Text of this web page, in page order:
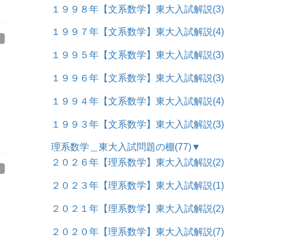
１９９８年【文系数学】東大入試解説(3)
１９９７年【文系数学】東大入試解説(4)
１９９５年【文系数学】東大入試解説(3)
１９９６年【文系数学】東大入試解説(3)
１９９４年【文系数学】東大入試解説(4)
１９９３年【文系数学】東大入試解説(3)
理系数学＿東大入試問題の棚(77)▼
２０２６年【理系数学】東大入試解説(2)
２０２３年【理系数学】東大入試解説(1)
２０２１年【理系数学】東大入試解説(2)
２０２０年【理系数学】東大入試解説(7)